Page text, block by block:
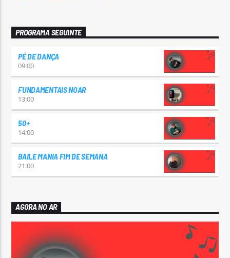
PROGRAMA SEGUINTE
PÉ DE DANÇA
09:00
FUNDAMENTAIS NOAR
13:00
50+
14:00
BAILE MANIA FIM DE SEMANA
21:00
AGORA NO AR